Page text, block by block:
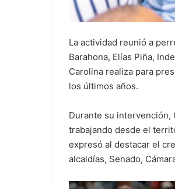
La actividad reunió a
Barahona, Elías Piña,
Carolina realiza para
los últimos años.
Durante su intervención,
trabajando desde el
expresó al destacar el
alcaldías, Senado,